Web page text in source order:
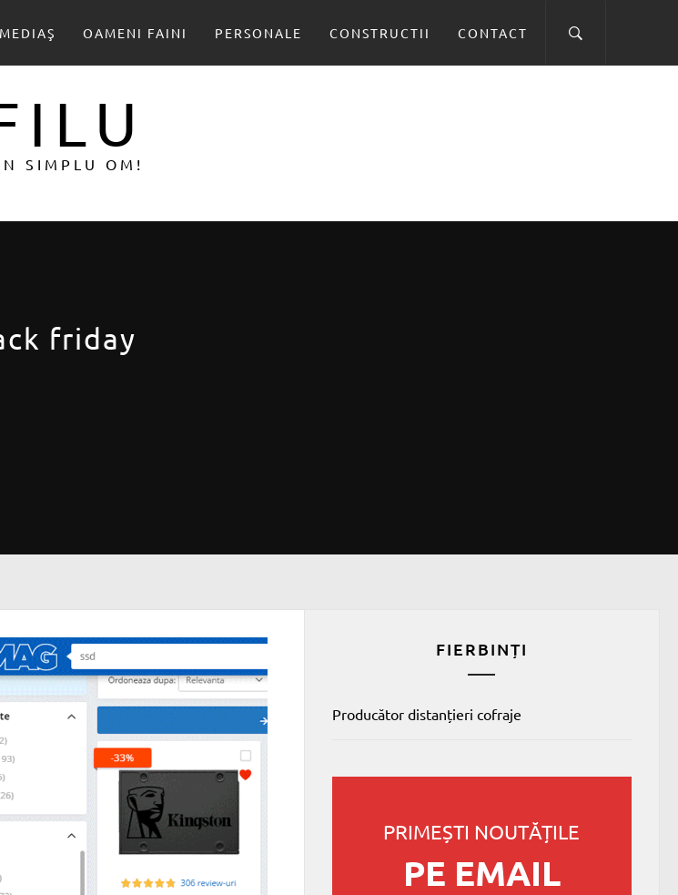
MEDIAŞ OAMENI FAINI PERSONALE CONSTRUCTII CONTACT
SIMPLU OM!
friday
FIERBINȚI
Producător distanțieri cofraje
PRIMEȘTI NOUTĂȚILE
PE EMAIL